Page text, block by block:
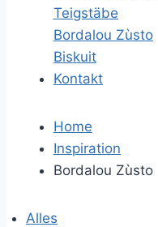
Teigstäbe
Bordalou Zùsto
Biskuit
Kontakt
Home
Inspiration
Bordalou Zùsto
Alles